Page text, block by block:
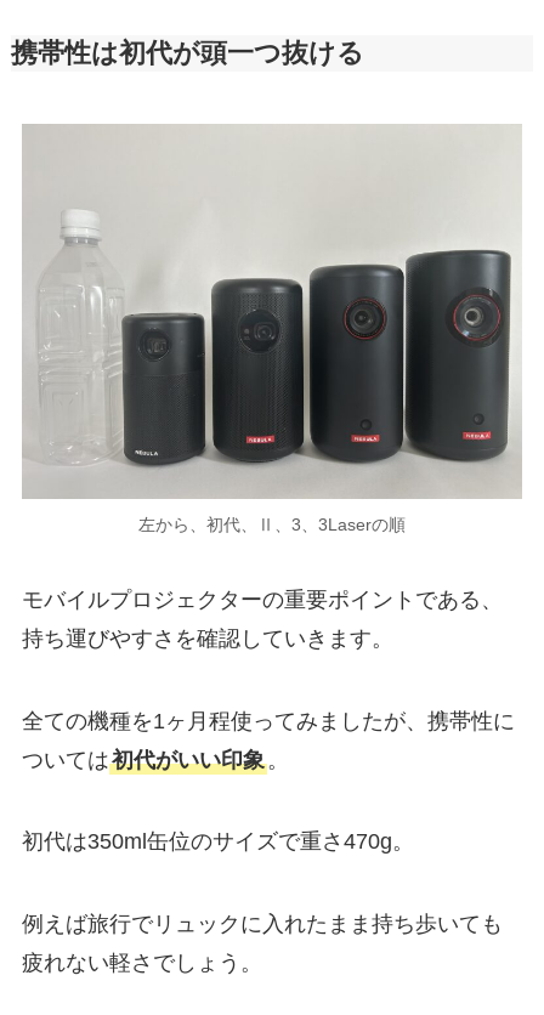
携帯性は初代が頭一つ抜ける
左から、初代、Ⅱ、3、3Laserの順
モバイルプロジェクターの重要ポイントである、
持ち運びやすさを確認していきます。
全ての機種を1ヶ月程使ってみましたが、携帯性に
ついては初代がいい印象。
初代は350ml缶位のサイズで重さ470g。
例えば旅行でリュックに入れたまま持ち歩いても
疲れない軽さでしょう。